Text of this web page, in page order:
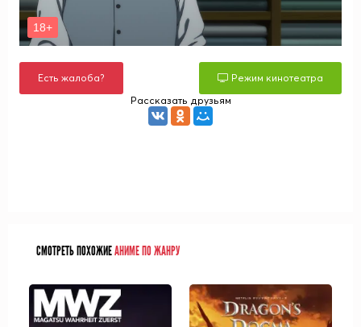
Есть жалоба?
Режим кинотеатра
Рассказать друзьям
СМОТРЕТЬ ПОХОЖИЕАНИМЕ ПО ЖАНРУ